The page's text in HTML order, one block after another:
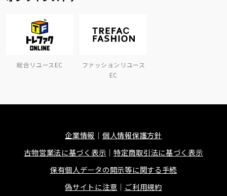
総合リユースEC
ファッションリユース
EC
企業情報
個人情報保護方針
古物営業法に基づく表示
特定商取引法に基づく表示
保有個人データの開示等に関する手続
偽サイトに注意
ご利用規約